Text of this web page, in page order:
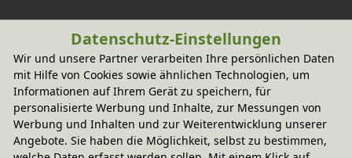
Wird oft zusammen gekauft
-20% Code
Hör-Memo
32,95 €
Datenschutz-Einstellungen
Wir und unsere Partner verarbeiten Ihre persönlichen Daten
mit Hilfe von Cookies sowie ähnlichen Technologien, um
Informationen auf Ihrem Gerät zu speichern, für
personalisierte Werbung und Inhalte, zur Messungen von
Werbung und Inhalten und zur Weiterentwicklung unserer
Angebote. Sie haben die Möglichkeit, selbst zu bestimmen,